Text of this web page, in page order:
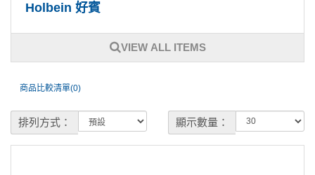
Holbein 好賓
VIEW ALL ITEMS
商品比較清單(0)
排列方式： 顯示數量：